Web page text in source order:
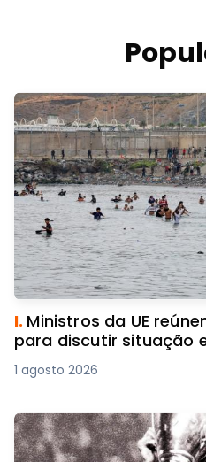
I. Ministros da UE
para discutir situação
1 agosto 2026